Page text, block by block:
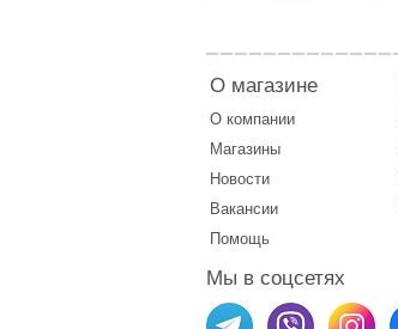
О магазине
О компании
Магазины
Новости
Вакансии
Помощь
Мы в соцсетях